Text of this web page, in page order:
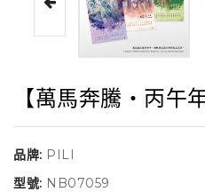
【萬馬奔騰‧丙午
品牌: PILI
型號: NB07059